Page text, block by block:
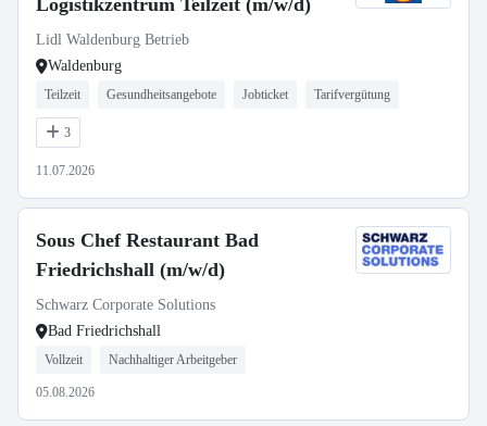
Logistikzentrum Teilzeit (m/w/d)
Lidl Waldenburg Betrieb
Waldenburg
Teilzeit Gesundheitsangebote Jobticket Tarifvergütung
3
11.07.2026
Sous Chef Restaurant Bad
Friedrichshall (m/w/d)
Schwarz Corporate Solutions
Bad Friedrichshall
Vollzeit Nachhaltiger Arbeitgeber
05.08.2026